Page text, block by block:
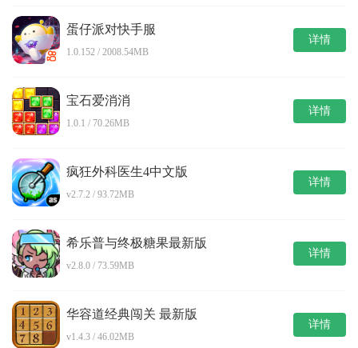
蛋仔派对快手服
1.0.152 / 2008.54MB
详情
宝石爱消消
1.0.1 / 70.26MB
详情
疯狂外科医生4中文版
v2.7.2 / 93.72MB
详情
希乐普与终极糖果最新版
v2.8.0 / 73.59MB
详情
华容道经典闯关 最新版
v1.4.3 / 46.02MB
详情